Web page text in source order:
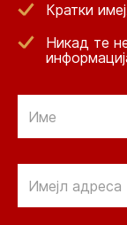
Кратки
Никад те